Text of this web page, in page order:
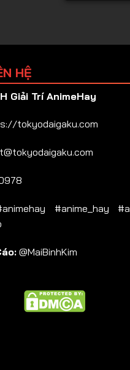
HỆ
Giải Trí AnimeHay
tokyodaigaku.com
#anime_hay
@MaiBinhKim